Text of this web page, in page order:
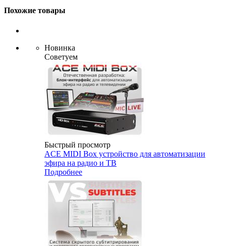
Похожие товары
Новинка
Советуем
Быстрый просмотр
ACE MIDI Box устройство для автоматизации
эфира на радио и ТВ
Подробнее